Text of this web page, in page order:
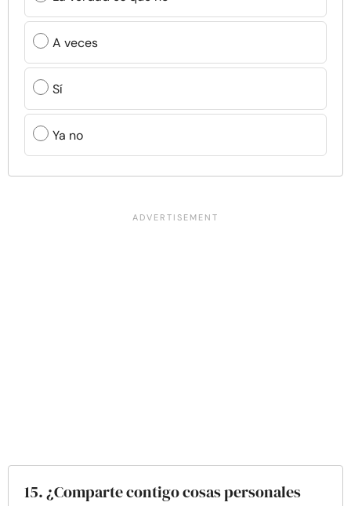
A veces
Sí
Ya no
15. ¿Comparte contigo cosas personales